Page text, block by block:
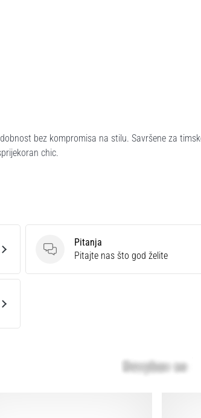
bez kompromisa na stilu. Savršene za
chic.
Pitanja
Pitanja
Pitajte nas što god želite